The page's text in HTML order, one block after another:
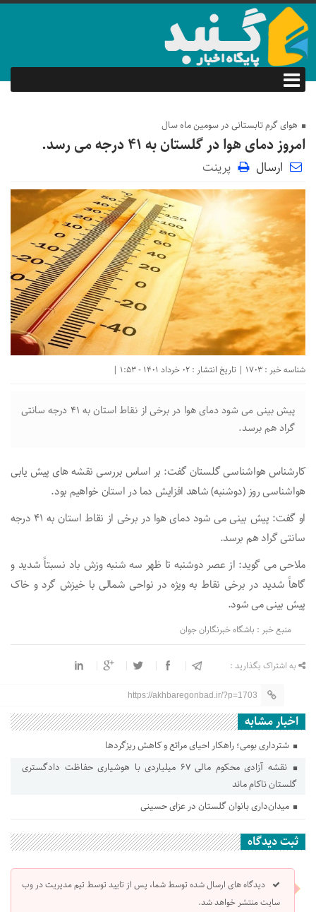
هوای گرم تابستانی در سومین ماه سال
امروز دمای هوا در گلستان به 41 درجه می رسد.
ارسال پرینت
شناسه خبر : 1703 | تاریخ انتشار : 02 خرداد 1401 - 1:53 |
پیش بینی می شود دمای هوا در برخی از نقاط استان به 41 درجه سانتی
گراد هم برسد.
کارشناس هواشناسی گلستان گفت: بر اساس بررسی نقشه های پیش یابی
هواشناسی روز (دوشنبه) شاهد افزایش دما در استان خواهیم بود.
او گفت: پیش بینی می شود دمای هوا در برخی از نقاط استان به 41 درجه
سانتی گراد هم برسد.
ملاحی می گوید: از عصر دوشنبه تا ظهر سه شنبه وزش باد نسبتاً شدید و
گاهاً شدید در برخی نقاط به ویژه در نواحی شمالی با خیزش گرد و خاک
پیش بینی می شود.
منبع خبر : باشگاه خبرنگاران جوان
به اشتراک بگذارید :
https://akhbaregonbad.ir/?p=1703
اخبار مشابه
شترداری بومی؛ راهکار احیای مراتع و کاهش ریزگردها
نقشه آزادی محکوم مالی ۶۷ میلیاردی با هوشیاری حفاظت دادگستری
گلستان ناکام ماند
میدان‌داری بانوان گلستان در عزای حسینی
ثبت دیدگاه
دیدگاه های ارسال شده توسط شما، پس از تایید توسط تیم مدیریت در وب
سایت منتشر خواهد شد.